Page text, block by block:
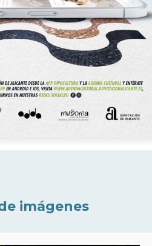
imágenes